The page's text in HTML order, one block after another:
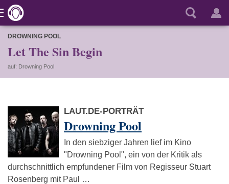
DROWNING POOL
Let The Sin Begin
auf: Drowning Pool
LAUT.DE-PORTRÄT
Drowning Pool
In den siebziger Jahren lief im Kino
"Drowning Pool", ein von der Kritik als
durchschnittlich empfundener Film von Regisseur Stuart
Rosenberg mit Paul …